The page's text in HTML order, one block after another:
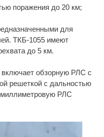
поражения до 20 км;
для
ТКБ-1055 имеют
до 5 км.
включает обзорную РЛС с
решеткой с дальностью
миллиметровую РЛС